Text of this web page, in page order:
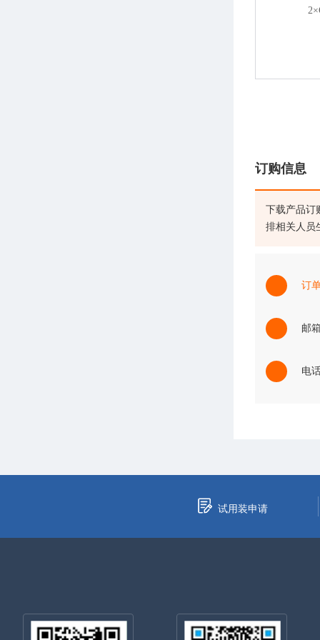
订购信息
下载产品订
排相关人员
订
邮
电
试用装申请